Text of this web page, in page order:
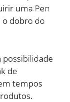
uma Pen
o dobro do
possibilidade
de
tempos